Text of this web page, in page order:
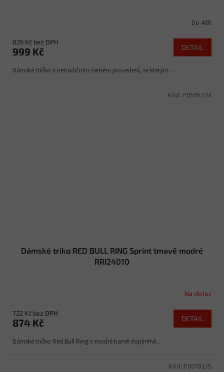
Do 48h
826 Kč bez DPH
999 Kč DETAIL
Dámské tričko v netradičním černém provedení, se kterým...
Dámské triko RED BULL RING Sprint tmavě modré
RRI24010
Na dotaz
722 Kč bez DPH
874 Kč DETAIL
Dámské tričko Red Bull Ring v modré barvě doplněné...
Kód: P05952/M
Kód: P00781/S